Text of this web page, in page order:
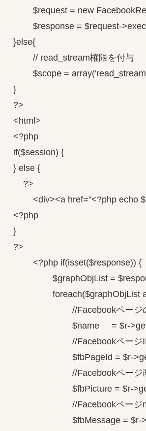
$request = new
$response = $request-
}else{
        // read_stream権限を付与
$scope =
}
?>
<html>
<?php
if($session) {
} else {
    ?>
<div><a href="<?php
<?php
}
?>
        <?php if(isset($response)) {
$graphObjList =
foreach($graphObjList
//Facebookペー
$name     = $r-
//Facebookページ
$fbPageId = $r-
//Facebookペー
$fbPicture =
//Facebookペ
$fbMessage =